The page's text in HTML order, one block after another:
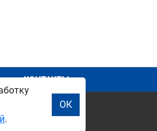
КОНТАКТЫ
.
ОК